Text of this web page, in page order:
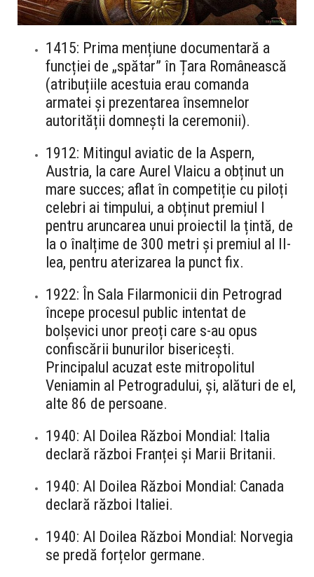
1415: Prima mențiune documentară a
funcției de „spătar” în Țara Românească
(atribuțiile acestuia erau comanda
armatei și prezentarea însemnelor
autorității domnești la ceremonii).
1912: Mitingul aviatic de la Aspern,
Austria, la care Aurel Vlaicu a obținut un
mare succes; aflat în competiție cu piloți
celebri ai timpului, a obținut premiul I
pentru aruncarea unui proiectil la țintă, de
la o înalțime de 300 metri și premiul al II-
lea, pentru aterizarea la punct fix.
1922: În Sala Filarmonicii din Petrograd
începe procesul public intentat de
bolșevici unor preoți care s-au opus
confiscării bunurilor bisericești.
Principalul acuzat este mitropolitul
Veniamin al Petrogradului, și, alături de el,
alte 86 de persoane.
1940: Al Doilea Război Mondial: Italia
declară război Franței și Marii Britanii.
1940: Al Doilea Război Mondial: Canada
declară război Italiei.
1940: Al Doilea Război Mondial: Norvegia
se predă forțelor germane.